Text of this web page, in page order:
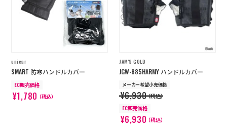
unicar
SMART 防寒ハンドルカバー
EC販売価格
¥1,780（税込）
JAM'S GOLD
JGW-885HARMY ハンドルカバー
メーカー希望小売価格
¥6,930（税込）
EC販売価格
¥6,930（税込）